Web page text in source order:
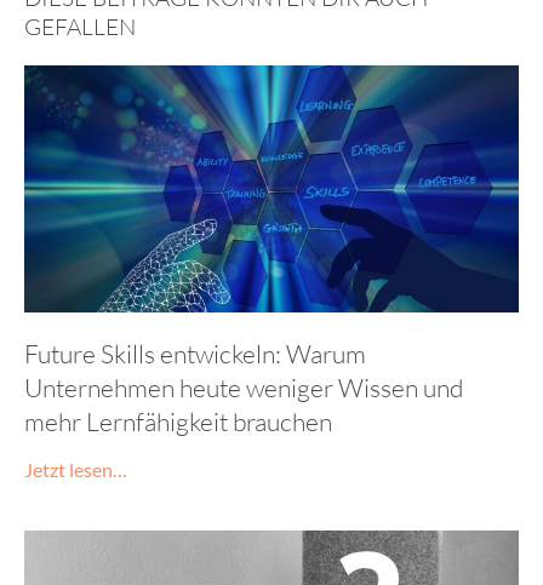
GEFALLEN
Future Skills entwickeln: Warum
Unternehmen heute weniger Wissen und
mehr Lernfähigkeit brauchen
Jetzt lesen…